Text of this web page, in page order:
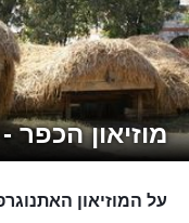
מוזיאון הכפר - Muzeul Satului
על המוזיאון